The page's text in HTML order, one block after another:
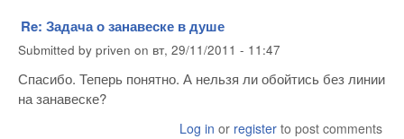
Re: Задача о занавеске в душе
Submitted by priven on вт, 29/11/2011 - 11:47
Спасибо. Теперь понятно. А нельзя ли обойтись без линии
на занавеске?
Log in or register to post comments